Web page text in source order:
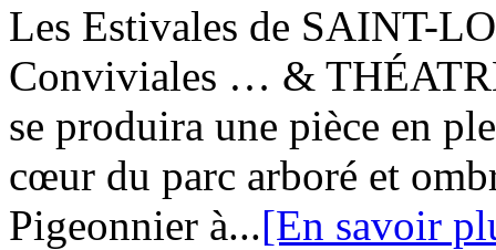
Les Estivales de SAINT-
Conviviales … &
se produira une pièce en
cœur du parc arboré et
Pigeonnier à...[En savoir